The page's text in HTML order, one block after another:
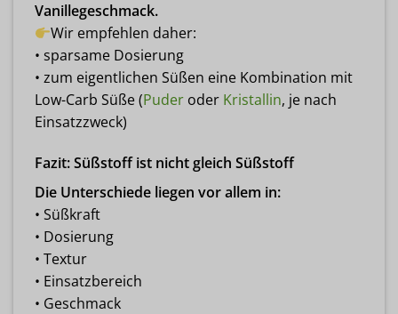
Vanillegeschmack.
Wir empfehlen daher:
• sparsame Dosierung
• zum eigentlichen Süßen eine Kombination mit
Low-Carb Süße (Puder oder Kristallin, je nach
Einsatzzweck)
Fazit: Süßstoff ist nicht gleich Süßstoff
Die Unterschiede liegen vor allem in:
• Süßkraft
• Dosierung
• Textur
• Einsatzbereich
• Geschmack